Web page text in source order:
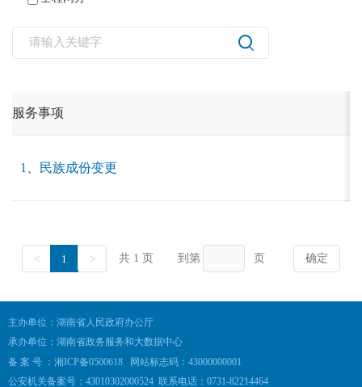
主办单位：湖南省人民政府办公厅
承办单位：湖南省政务服务和大数据中心
备 案 号 ：湘ICP备0500618 网站标志码：43000000001
公安机关备案号：43010302000524 联系电话：0731-82214464